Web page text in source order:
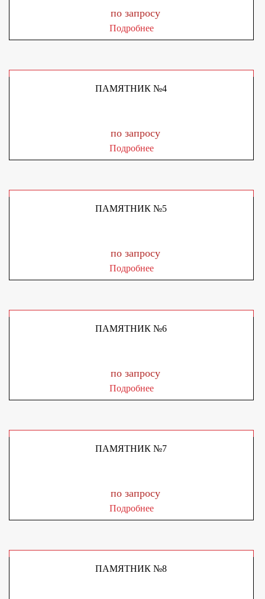
по запросу
Подробнее
ПАМЯТНИК №4
по запросу
Подробнее
ПАМЯТНИК №5
по запросу
Подробнее
ПАМЯТНИК №6
по запросу
Подробнее
ПАМЯТНИК №7
по запросу
Подробнее
ПАМЯТНИК №8